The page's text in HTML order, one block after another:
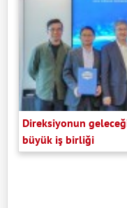
Direksiyonun
büyük iş birliği